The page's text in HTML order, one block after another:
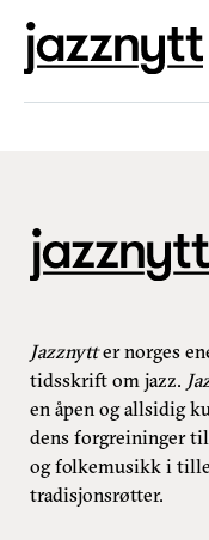
Jazznytter norges
tidsskrift om jazz.
en åpen og allsidig
dens forgreininger
og folkemusikk i
tradisjonsrøtter.